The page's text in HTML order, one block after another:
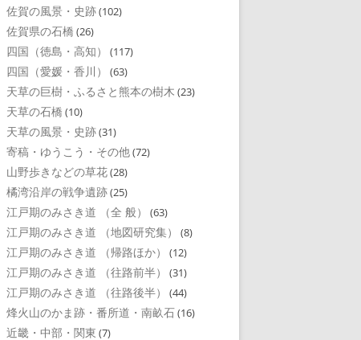
佐賀の風景・史跡(102)
佐賀県の石橋 (26)
四国（徳島・高知） (117)
四国（愛媛・香川） (63)
天草の巨樹・ふるさと熊本の樹木 (23)
天草の石橋 (10)
天草の風景・史跡(31)
寄稿・ゆうこう・その他(72)
山野歩きなどの草花(28)
橘湾沿岸の戦争遺跡(25)
江戸期のみさき道 （全 般） (63)
江戸期のみさき道 （地図研究集） (8)
江戸期のみさき道 （帰路ほか） (12)
江戸期のみさき道 （往路前半） (31)
江戸期のみさき道 （往路後半） (44)
烽火山のかま跡・番所道・南畝石(16)
近畿・中部・関東 (7)